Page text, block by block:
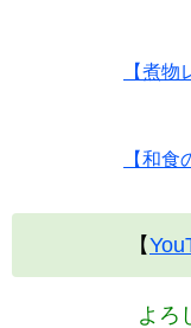
【煮物
【和食
【
よろ